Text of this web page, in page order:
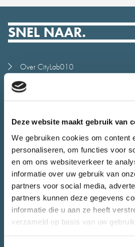
Deze website maakt gebruik van
We gebruiken cookies om content
personaliseren, om functies voor
en om ons websiteverkeer te
informatie over uw gebruik van
partners voor social media,
partners kunnen deze gegevens
informatie die u aan ze heeft
verzameld op basis van uw
SNEL NAAR.
Over CityLab010
Meedoen
Nieuws
Juryrapport
Contact
CONTACT.